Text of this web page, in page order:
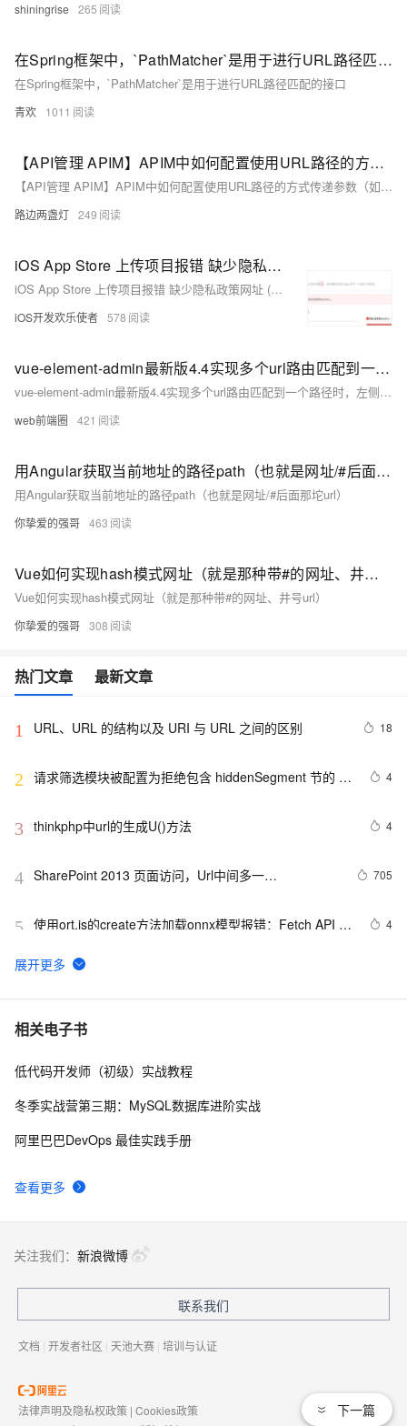
shiningrise 265
在Spring框架中，`PathMatcher`是用于进行URL路径匹配的接口
在Spring框架中，`PathMatcher`是用于进行URL路径匹配的接口
青欢 1011
【API管理 APIM】APIM中如何配置使用URL路径的方式传递参数（如由test.htm?name=xxx 变为test\xxx)
【API管理 APIM】APIM中如何配置使用URL路径的方式传递参数（如由test.htm?name=xxx 变为test\xxx)
路边两盏灯 249
iOS App Store 上传项目报错 缺少隐私政策网址 (URL) 解决方法
iOS App Store 上传项目报错 缺少隐私政策网址 (URL) 解决方法
iOS开发欢乐使者 578
vue-element-admin最新版4.4实现多个url路由匹配到一个路径时，左侧菜单保持高亮状态
vue-element-admin最新版4.4实现多个url路由匹配到一个路径时，左侧菜单保持高亮状态
web前端圈 421
用Angular获取当前地址的路径path（也就是网址/#后面那坨url）
用Angular获取当前地址的路径path（也就是网址/#后面那坨url）
你挚爱的强哥 463
Vue如何实现hash模式网址（就是那种带#的网址、井号url）
Vue如何实现hash模式网址（就是那种带#的网址、井号url）
你挚爱的强哥 308
热门文章 最新文章
1 URL、URL 的结构以及 URI 与 URL 之间的区别 18
2 请求筛选模块被配置为拒绝包含 hiddenSegment 节的
4
3 thinkphp中url的生成U()方法 4
4 SharePoint 2013 页面访问，Url中间多一
705
5 使用ort.js的create方法加载onnx模型报错：Fetch API
4
6
软件测试/人工智能|解决Selenium中的异常问题：“error
7 URL Mapping and Routing
8 解析 WEB 中所有 URL 的简单牛B代码，先保存起来，方
置 Intent-filter？
相关电子书
查看更多
低代码开发师（初级）实战教程
冬季实战营第三期：MySQL数据库进阶实战
阿里巴巴DevOps 最佳实践手册
下一篇
关注我们： 新浪微博
联系我们
文档 | 开发者社区 | 天池大赛 | 培训与认证
法律声明及隐私权政策 | Cookies政策